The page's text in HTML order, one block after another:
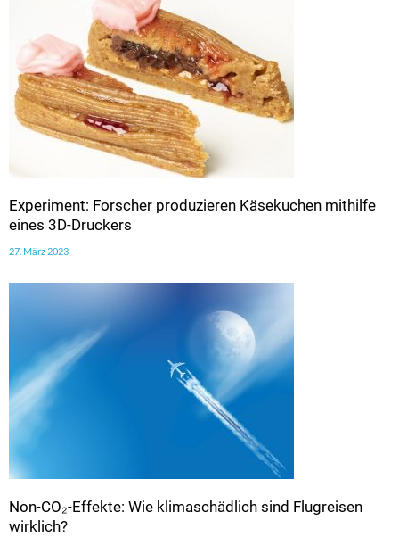
Experiment: Forscher produzieren Käsekuchen mithilfe
eines 3D-Druckers
27. März 2023
Non-CO₂-Effekte: Wie klimaschädlich sind Flugreisen
wirklich?